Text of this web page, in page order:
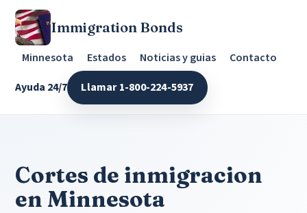
Immigration Bonds
Minnesota Estados Noticias y guias
Contacto
Ayuda 24/7
Llamar 1-800-224-5937
Cortes de inmigracion
en Minnesota